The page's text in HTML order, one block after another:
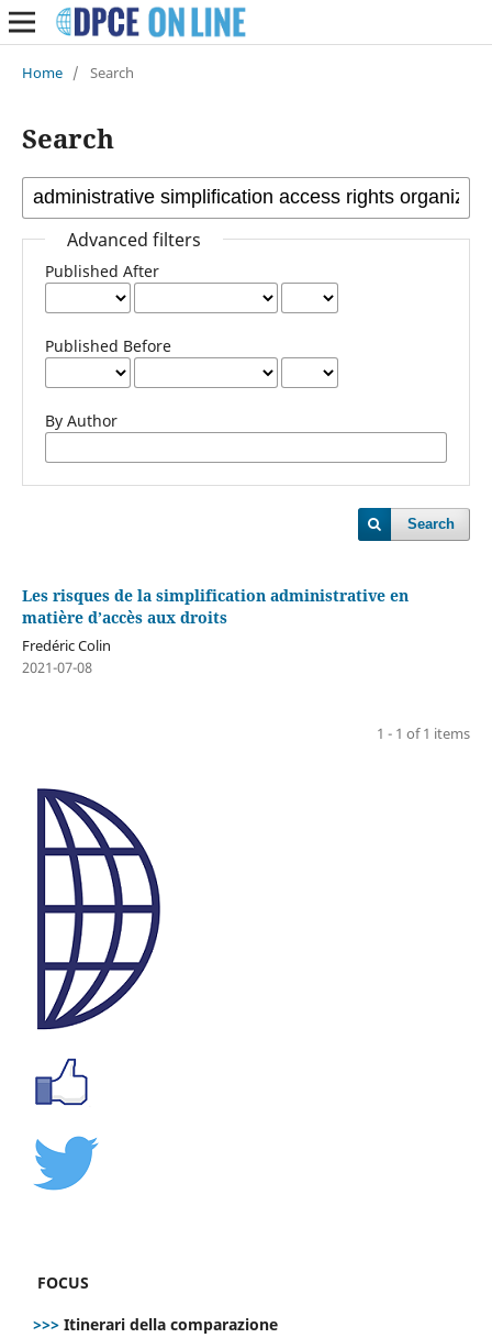
Home / Search
Search
Advanced filters
Published After
Published Before
By Author
Search
Les risques de la simplification administrative en
matière d’accès aux droits
Fredéric Colin
2021-07-08
1 - 1 of 1 items
FOCUS
>>> Itinerari della comparazione